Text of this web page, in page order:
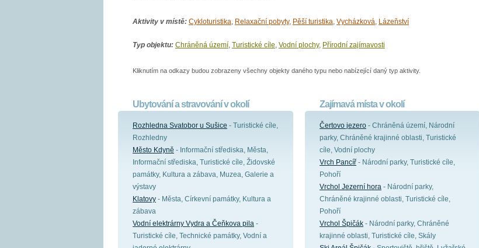
Aktivity v místě: Cykloturistika, Relaxační pobyty, Pěší turistika, Vycházková, Lázeňství
Typ objektu: Chráněná území, Turistické cíle, Vodní plochy, Přírodní zajímavosti
Kliknutím na odkazy budou zobrazeny všechny objekty daného typu nebo nabízející daný typ aktivity.
Ubytování a stravování v okolí
Rozhledna Svatobor u Sušice - Turistické cíle,
Rozhledny
Město Kdyně - Informační střediska, Města,
Informační střediska, Turistické cíle, Židovské
památky, Kultura a zábava, Muzea, Galerie a
výstavy
Klatovy - Města, Církevní památky, Kultura a
zábava
Vodní elektrárny Vydra a Čeňkova pila -
Turistické cíle, Technické památky, Vodní a
Zajímavá místa v okolí
Čertovo jezero - Chráněná území, Národní
parky, Chráněné krajinné oblasti, Turistické
cíle, Vodní plochy
Vrch Pancíř - Národní parky, Turistické cíle,
Pohoří
Vrchol Jezerní hora - Národní parky,
Chráněné krajinné oblasti, Turistické cíle,
Pohoří
Vrchol Špičák - Národní parky, Chráněné
krajinné oblasti, Turistické cíle, Skály